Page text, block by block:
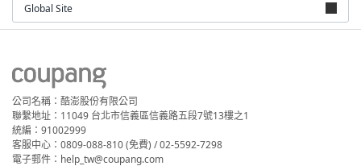
Global Site
公司名稱：酷澎股份有限公司
聯繫地址：11049 台北市信義區信義路五段7號13樓之1
統編：91002999
客服中心：0809-088-810 (免費) / 02-5592-7298
電子郵件：help_tw@coupang.com